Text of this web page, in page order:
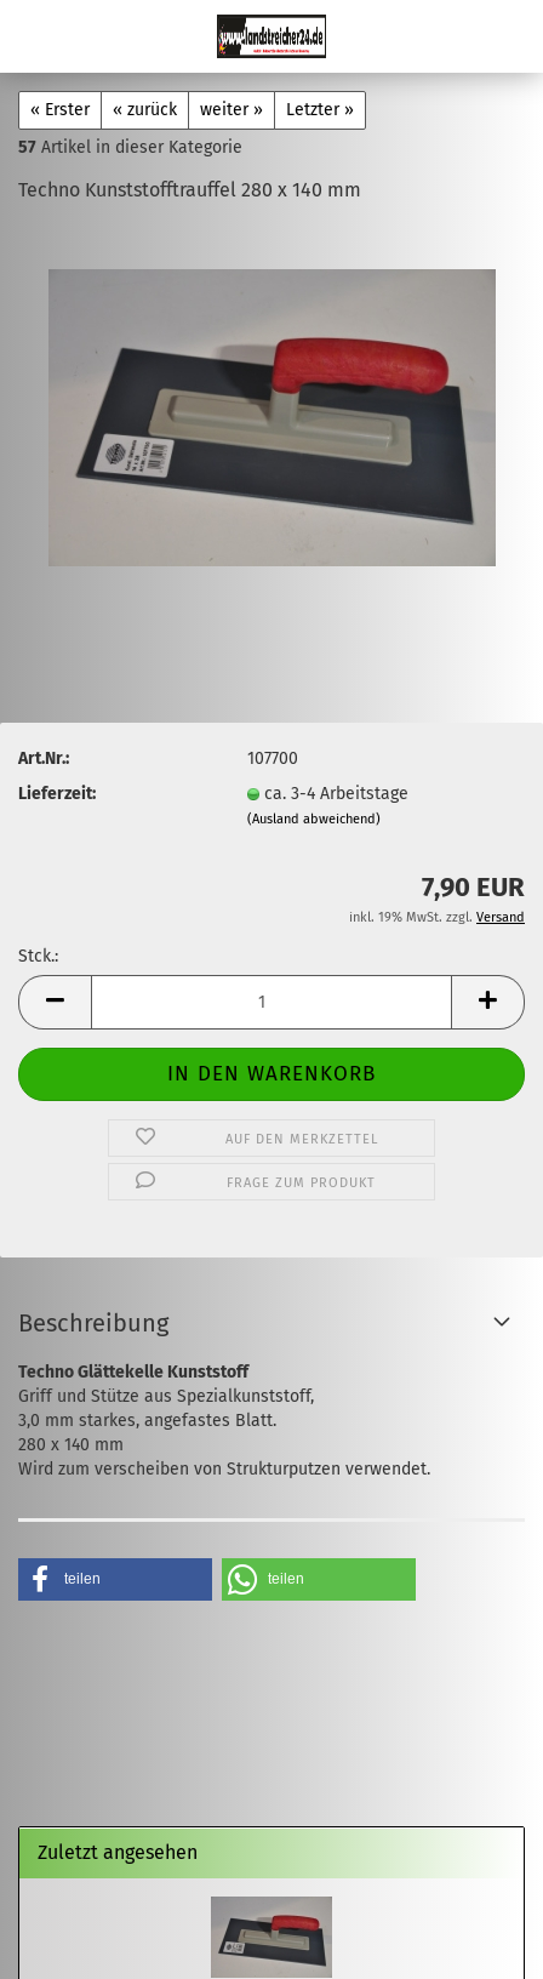
« Erster « zurück weiter »
Letzter »
57 Artikel in dieser Kategorie
Techno Kunststofftrauffel 280 x 140 mm
Art.Nr.:
107700
Lieferzeit:
ca. 3-4 Arbeitstage
(Ausland abweichend)
7,90 EUR
inkl. 19% MwSt. zzgl. Versand
Stck.:
Stck.
AUF DEN MERKZETTEL
FRAGE ZUM PRODUKT
Beschreibung
Techno Glättekelle Kunststoff
Griff und Stütze aus Spezialkunststoff,
3,0 mm starkes, angefastes Blatt.
280 x 140 mm
Wird zum verscheiben von Strukturputzen verwendet.
teilen teilen
Zuletzt angesehen